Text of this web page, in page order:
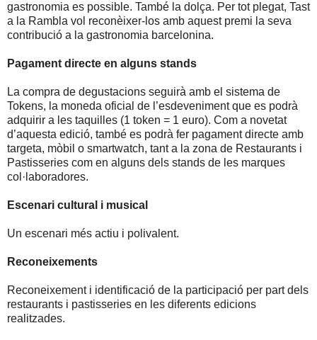
gastronomia es possible. També la dolça. Per tot plegat, Tast
a la Rambla vol reconèixer-los amb aquest premi la seva
contribució a la gastronomia barcelonina.
Pagament directe en alguns stands
La compra de degustacions seguirà amb el sistema de
Tokens, la moneda oficial de l’esdeveniment que es podrà
adquirir a les taquilles (1 token = 1 euro). Com a novetat
d’aquesta edició, també es podrà fer pagament directe amb
targeta, mòbil o smartwatch, tant a la zona de Restaurants i
Pastisseries com en alguns dels stands de les marques
col·laboradores.
Escenari cultural i musical
Un escenari més actiu i polivalent.
Reconeixements
Reconeixement i identificació de la participació per part dels
restaurants i pastisseries en les diferents edicions
realitzades.